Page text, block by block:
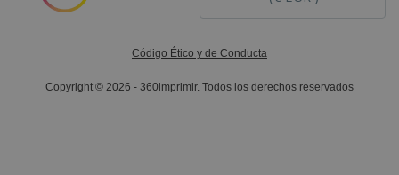
Código Ético y de Conducta
Copyright © 2026 - 360imprimir. Todos los derechos reservados